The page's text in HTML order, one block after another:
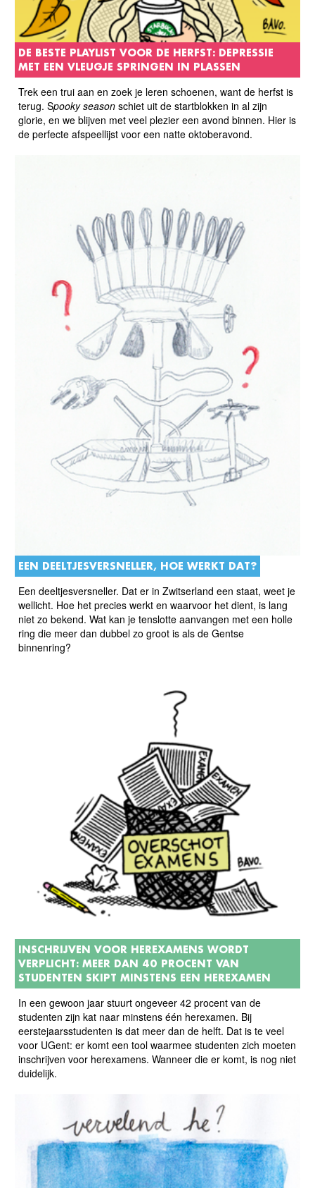
DE BESTE PLAYLIST VOOR DE HERFST: DEPRESSIE
MET EEN VLEUGJE SPRINGEN IN PLASSEN
Trek een trui aan en zoek je leren schoenen, want de herfst is
terug. Spooky season schiet uit de startblokken in al zijn
glorie, en we blijven met veel plezier een avond binnen. Hier is
de perfecte afspeellijst voor een natte oktoberavond.
EEN DEELTJESVERSNELLER, HOE WERKT DAT?
Een deeltjesversneller. Dat er in Zwitserland een staat, weet je
wellicht. Hoe het precies werkt en waarvoor het dient, is lang
niet zo bekend. Wat kan je tenslotte aanvangen met een holle
ring die meer dan dubbel zo groot is als de Gentse
binnenring?
INSCHRIJVEN VOOR HEREXAMENS WORDT
VERPLICHT: MEER DAN 40 PROCENT VAN
STUDENTEN SKIPT MINSTENS EEN HEREXAMEN
In een gewoon jaar stuurt ongeveer 42 procent van de
studenten zijn kat naar minstens één herexamen. Bij
eerstejaarsstudenten is dat meer dan de helft. Dat is te veel
voor UGent: er komt een tool waarmee studenten zich moeten
inschrijven voor herexamens. Wanneer die er komt, is nog niet
duidelijk.